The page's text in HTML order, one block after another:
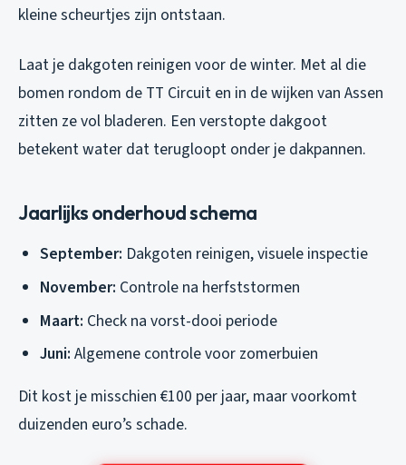
kleine scheurtjes zijn ontstaan.
Laat je dakgoten reinigen voor de winter. Met al die
bomen rondom de TT Circuit en in de wijken van Assen
zitten ze vol bladeren. Een verstopte dakgoot
betekent water dat terugloopt onder je dakpannen.
Jaarlijks onderhoud schema
September: Dakgoten reinigen, visuele inspectie
November: Controle na herfststormen
Maart: Check na vorst-dooi periode
Juni: Algemene controle voor zomerbuien
Dit kost je misschien €100 per jaar, maar voorkomt
duizenden euro’s schade.